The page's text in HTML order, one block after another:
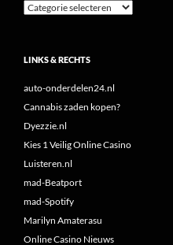
Categorieën
LINKS & RECHTS
auto-onderdelen24.nl
Cannabis zaden kopen?
Dyezzie.nl
Kies 1 Veilig Online Casino
Luisteren.nl
mad-Beatport
mad-Spotify
Marilyn Amaterasu
Online Casino Nieuws